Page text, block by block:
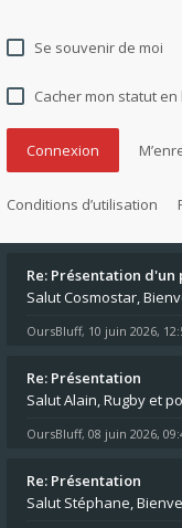
Se souvenir de moi
Cacher mon statut
Conditions d’utilisation
Re: Présentation d'un
OursBluff, 10 juin 2026,
Re: Présentation
OursBluff, 08 juin 2026,
Re: Présentation